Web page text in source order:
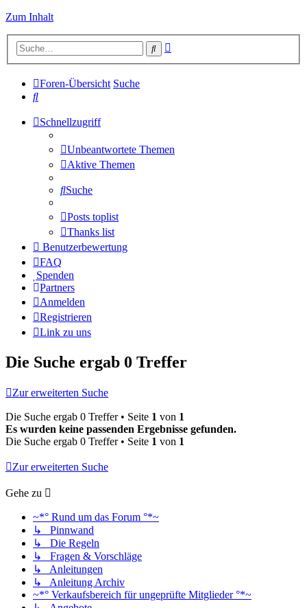
Zum Inhalt
Suche
Foren-Übersicht Suche
Suche
Schnellzugriff
Unbeantwortete Themen
Aktive Themen
Suche
Posts toplist
Thanks list
Benutzerbewertung
FAQ
Spenden
Partners
Anmelden
Registrieren
Link zu uns
Die Suche ergab 0 Treffer
Zur erweiterten Suche
Die Suche ergab 0 Treffer • Seite 1 von 1
Es wurden keine passenden Ergebnisse gefunden.
Die Suche ergab 0 Treffer • Seite 1 von 1
Zur erweiterten Suche
Gehe zu
~*° Rund um das Forum °*~
↳ Pinnwand
↳ Die Regeln
↳ Fragen & Vorschläge
↳ Anleitungen
↳ Anleitung Archiv
~*° Verkaufsbereich für ungeprüfte Mitglieder °*~